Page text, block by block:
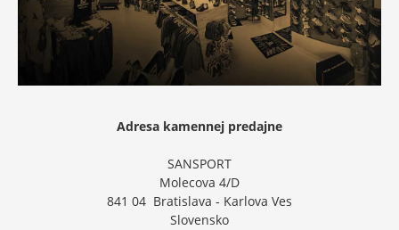
Adresa kamennej predajne
SANSPORT
Molecova 4/D
841 04 Bratislava - Karlova Ves
Slovensko